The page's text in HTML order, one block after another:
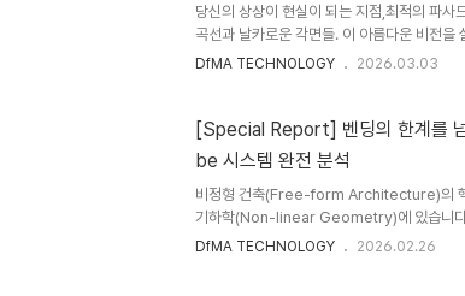
힘들까?곡선이..
당신의 상상이 현실이 되는 지점,최적의 파사
곡선과 날카로운 각면들. 이 아름다운 비전을
질'에 대한 깊은 이해가 선행되어야 합니다.
알루미늄 파사드 엔지니어링의 정수를 공유
계를 결정한다파사드 설계 시 가장 빈번하게
다. 비정형 곡면을 구현하려는데 용접이 불가
요한데 평..
DfMA TECHNOLOGY 2026.03.03
[Special Report] 벤딩의 한계를
be 시스템 완전 분석
비정형 건축(Free-form Architecture)의 핵
기하학(Non-linear Geometry)에 있습니다
실제 강재 구조물로 치환하는 과정에서는 소
DfMA TECHNOLOGY 2026.02.26